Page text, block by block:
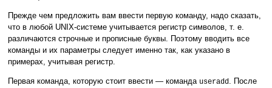
Прежде чем предложить вам ввести первую команду, надо сказать,
что в любой UNIX-системе учитывается регистр символов, т. е.
различаются строчные и прописные буквы. Поэтому вводить все
команды и их параметры следует именно так, как указано в
примерах, учитывая регистр.
Первая команда, которую стоит ввести — команда useradd. После